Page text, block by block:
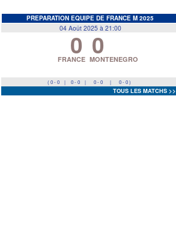
PREPARATION EQUIPE DE FRANCE M 2025
04 Août 2025 à 21:00
0
FRANCE 0
MONTENEGRO
( 0 - 0 | 0 - 0 | 0 - 0 | 0 - 0 )
TOUS LES MATCHS >>